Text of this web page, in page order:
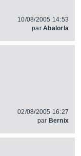
10/08/2005 14:53
parAbalorla
02/08/2005 16:27
par Bernix